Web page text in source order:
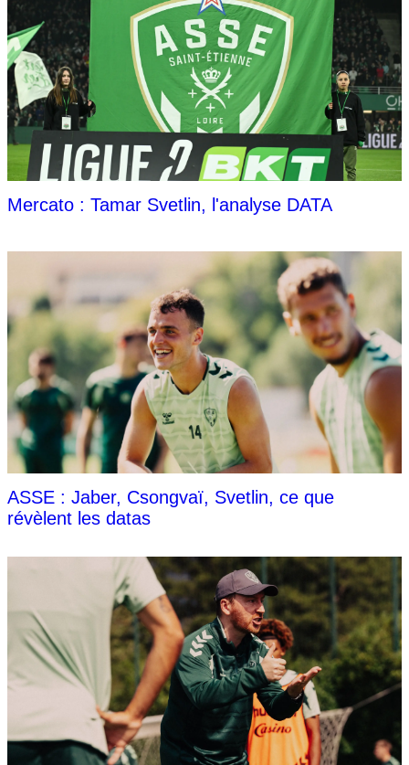
Mercato : Tamar Svetlin, l'analyse DATA
ASSE : Jaber, Csongvaï, Svetlin, ce que
révèlent les datas